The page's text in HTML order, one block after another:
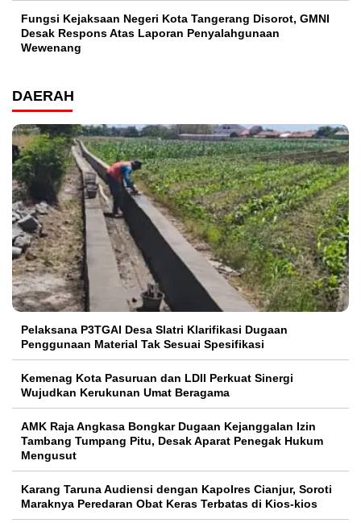
Fungsi Kejaksaan Negeri Kota Tangerang Disorot, GMNI
Desak Respons Atas Laporan Penyalahgunaan
Wewenang
DAERAH
Pelaksana P3TGAI Desa Slatri Klarifikasi Dugaan
Penggunaan Material Tak Sesuai Spesifikasi
Kemenag Kota Pasuruan dan LDII Perkuat Sinergi
Wujudkan Kerukunan Umat Beragama
AMK Raja Angkasa Bongkar Dugaan Kejanggalan Izin
Tambang Tumpang Pitu, Desak Aparat Penegak Hukum
Mengusut
Karang Taruna Audiensi dengan Kapolres Cianjur, Soroti
Maraknya Peredaran Obat Keras Terbatas di Kios-kios